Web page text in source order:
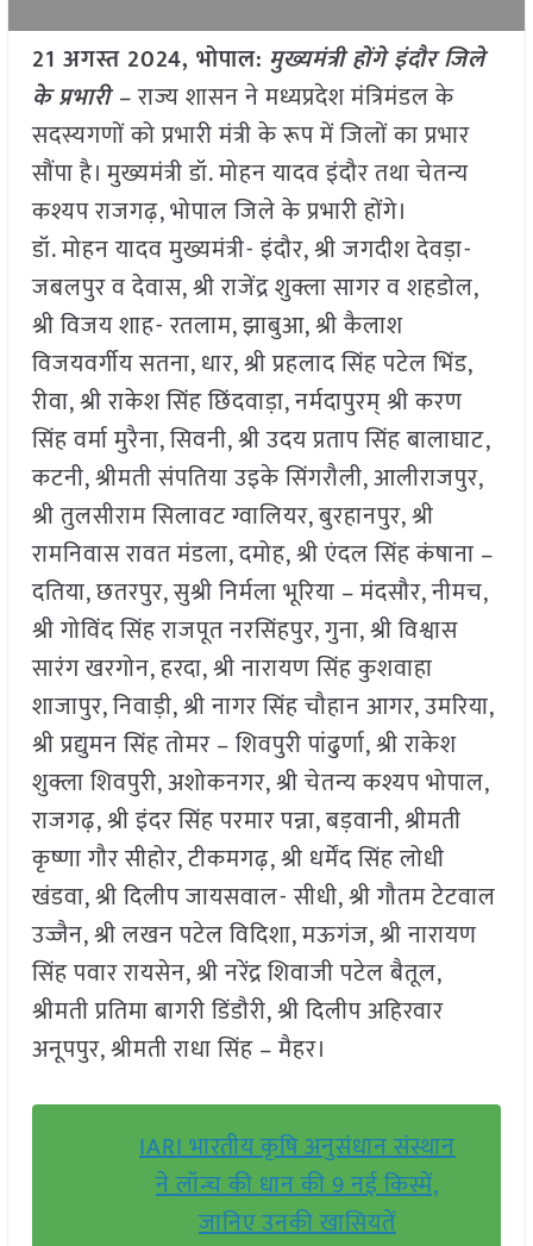
21 अगस्त 2024, भोपाल: मुख्यमंत्री होंगे इंदौर जिले
के प्रभारी –राज्य शासन ने मध्यप्रदेश मंत्रिमंडल के
सदस्यगणों को प्रभारी मंत्री के रूप में जिलों का प्रभार
सौंपा है। मुख्यमंत्री डॉ. मोहन यादव इंदौर तथा चेतन्य
कश्यप राजगढ़, भोपाल जिले के प्रभारी होंगे।
डॉ. मोहन यादव मुख्यमंत्री- इंदौर, श्री जगदीश देवड़ा-
जबलपुर व देवास, श्री राजेंद्र शुक्ला सागर व शहडोल,
श्री विजय शाह- रतलाम, झाबुआ, श्री कैलाश
विजयवर्गीय सतना, धार, श्री प्रहलाद सिंह पटेल भिंड,
रीवा, श्री राकेश सिंह छिंदवाड़ा, नर्मदापुरम् श्री करण
सिंह वर्मा मुरैना, सिवनी, श्री उदय प्रताप सिंह बालाघाट,
कटनी, श्रीमती संपतिया उइके सिंगरौली, आलीराजपुर,
श्री तुलसीराम सिलावट ग्वालियर, बुरहानपुर, श्री
रामनिवास रावत मंडला, दमोह, श्री एंदल सिंह कंषाना –
दतिया, छतरपुर, सुश्री निर्मला भूरिया – मंदसौर, नीमच,
श्री गोविंद सिंह राजपूत नरसिंहपुर, गुना, श्री विश्वास
सारंग खरगोन, हरदा, श्री नारायण सिंह कुशवाहा
शाजापुर, निवाड़ी, श्री नागर सिंह चौहान आगर, उमरिया,
श्री प्रद्युमन सिंह तोमर – शिवपुरी पांढुर्णा, श्री राकेश
शुक्ला शिवपुरी, अशोकनगर, श्री चेतन्य कश्यप भोपाल,
राजगढ़, श्री इंदर सिंह परमार पन्ना, बड़वानी, श्रीमती
कृष्णा गौर सीहोर, टीकमगढ़, श्री धर्मेंद सिंह लोधी
खंडवा, श्री दिलीप जायसवाल- सीधी, श्री गौतम टेटवाल
उज्जैन, श्री लखन पटेल विदिशा, मऊगंज, श्री नारायण
सिंह पवार रायसेन, श्री नरेंद्र शिवाजी पटेल बैतूल,
श्रीमती प्रतिमा बागरी डिंडौरी, श्री दिलीप अहिरवार
अनूपपुर, श्रीमती राधा सिंह – मैहर।
IARI भारतीय कृषि अनुसंधान संस्थान
ने लॉन्च की धान की 9 नई किस्में,
जानिए उनकी खासियतें